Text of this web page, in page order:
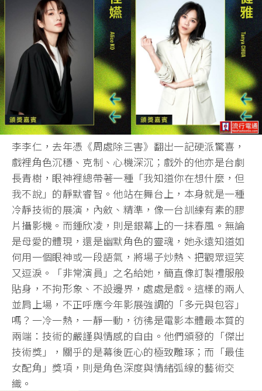
李李仁，去年憑《周處除三害》翻出一記硬派驚喜，
戲裡角色沉穩、克制、心機深沉；戲外的他亦是台劇
長青樹，眼神裡總帶著一種「我知道你在想什麼，但
我不說」的靜默睿智。他站在舞台上，本身就是一種
冷靜技術的展演，內斂、精準，像一台訓練有素的膠
片攝影機。而鍾欣凌，則是銀幕上的一抹春風。無論
是母愛的體現，還是幽默角色的靈魂，她永遠知道如
何用一個眼神或一段語氣，將場子炒熱、把觀眾逗笑
又逗淚。「非常演員」之名給她，簡直像訂製禮服般
貼身，不拘形象、不設邊界，處處是戲。這樣的兩人
並肩上場，不正呼應今年影展強調的「多元與包容」
嗎？一冷一熱，一靜一動，彷彿是電影本體最本質的
兩端：技術的嚴謹與情感的自由。他們頒發的「傑出
技術獎」，關乎的是幕後匠心的極致雕琢；而「最佳
女配角」獎項，則是角色深度與情緒弧線的藝術交
織。